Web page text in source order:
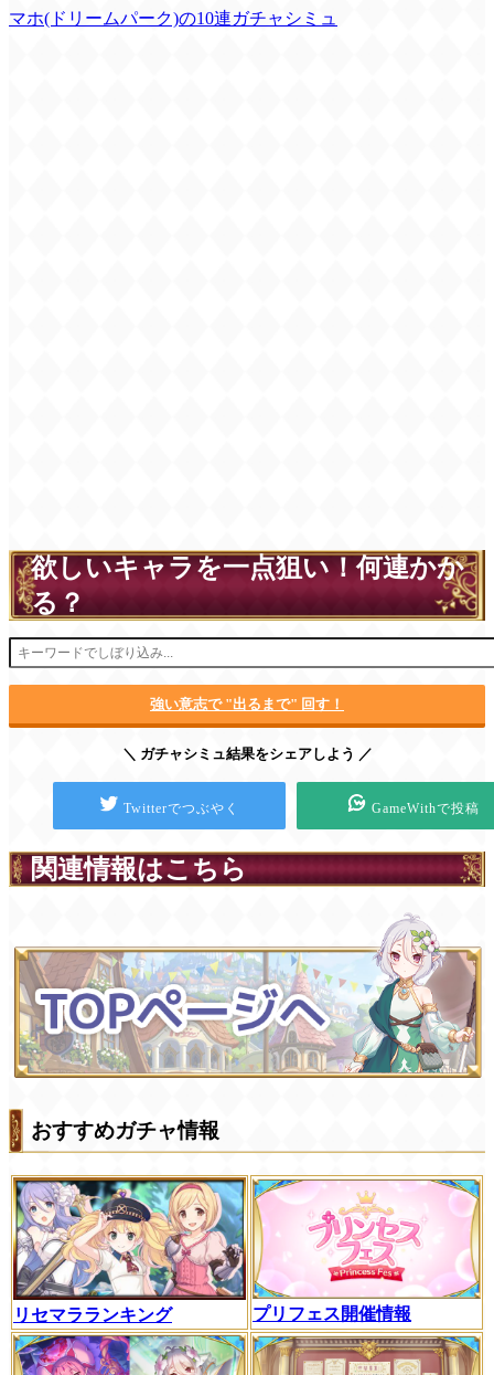
マホ(ドリームパーク)の10連ガチャシミュ
欲しいキャラを一点狙い！何連かか
る？
強い意志で "出るまで" 回す！
＼ ガチャシミュ結果をシェアしよう ／
Twitterでつぶやく GameWithで投稿
関連情報はこちら
おすすめガチャ情報
リセマラランキング プリフェス開催情報